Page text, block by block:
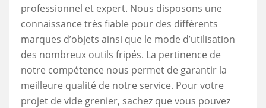
professionnel et expert. Nous disposons une
connaissance très fiable pour des différents
marques d’objets ainsi que le mode d’utilisation
des nombreux outils fripés. La pertinence de
notre compétence nous permet de garantir la
meilleure qualité de notre service. Pour votre
projet de vide grenier, sachez que vous pouvez